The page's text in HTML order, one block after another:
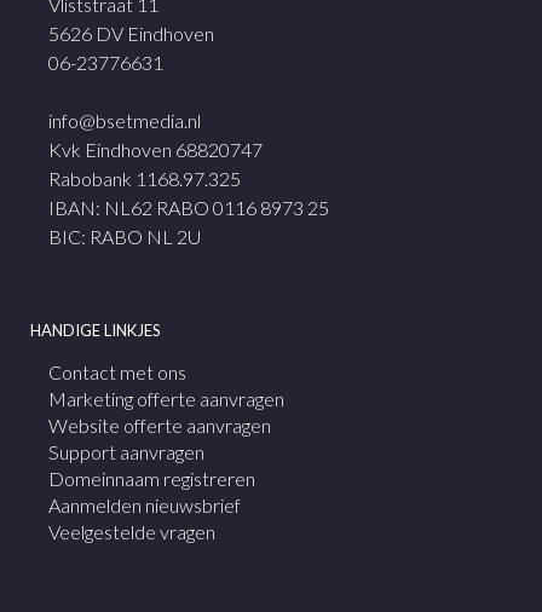
5626 DV Eindhoven
06-23776631
info@bsetmedia.nl
Kvk Eindhoven 68820747
Rabobank 1168.97.325
IBAN: NL62 RABO 0116 8973 25
BIC: RABO NL 2U
HANDIGE LINKJES
Contact met ons
Marketing offerte aanvragen
Website offerte aanvragen
Support aanvragen
Domeinnaam registreren
Aanmelden nieuwsbrief
Veelgestelde vragen